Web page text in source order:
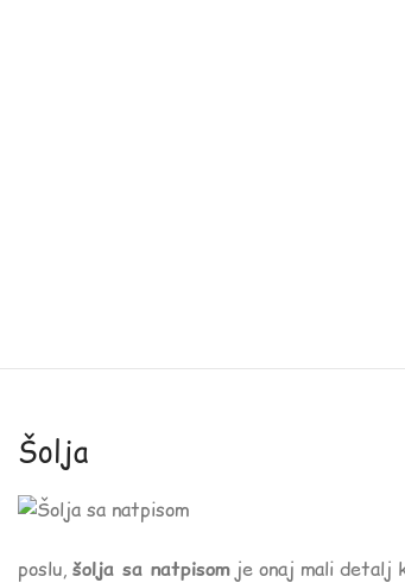
Šolja
poslu, šolja sa natpisomje onaj mali detalj